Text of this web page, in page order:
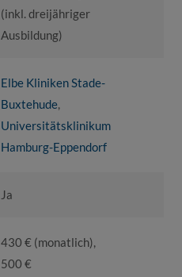
(inkl. dreijähriger
Ausbildung)
Elbe Kliniken Stade-
Buxtehude,
Universitätsklinikum
Hamburg-Eppendorf
Ja
430 € (monatlich),
500 €